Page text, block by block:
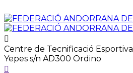
Centre de Tecnificació
Yepes s/n AD300 Ordino